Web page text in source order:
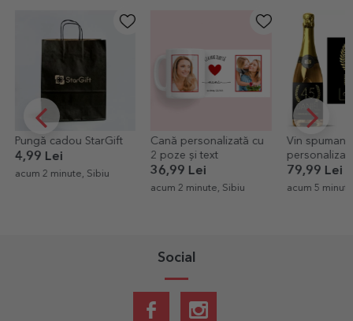
Pungă cadou StarGift
4,99 Lei
acum 2 minute, Sibiu
Cană personalizată cu
2 poze și text
36,99 Lei
acum 2 minute, Sibiu
Vin spumant
personalizat
pentru zi de
Gold
79,99 Lei
acum 5
Social